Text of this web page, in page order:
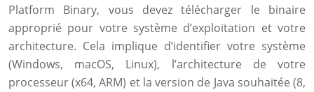
Platform Binary, vous devez télécharger le binaire
approprié pour votre système d’exploitation et votre
architecture. Cela implique d’identifier votre système
(Windows, macOS, Linux), l’architecture de votre
processeur (x64, ARM) et la version de Java souhaitée (8,